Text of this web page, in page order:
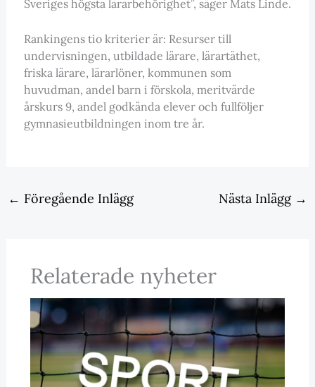
Sveriges högsta lärarbehörighet”, säger Mats Linde.
Rankingens tio kriterier är: Resurser till
undervisningen, utbildade lärare, lärartäthet,
friska lärare, lärarlöner, kommunen som
huvudman, andel barn i förskola, meritvärde
årskurs 9, andel godkända elever och fullföljer
gymnasieutbildningen inom tre år.
← Föregående Inlägg Nästa Inlägg →
Relaterade nyheter